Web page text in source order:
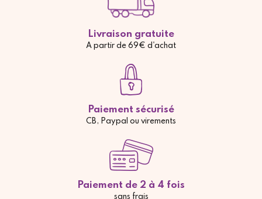
Livraison gratuite
A partir de 69€ d'achat
Paiement sécurisé
CB, Paypal ou virements
Paiement de 2 à 4 fois
sans frais